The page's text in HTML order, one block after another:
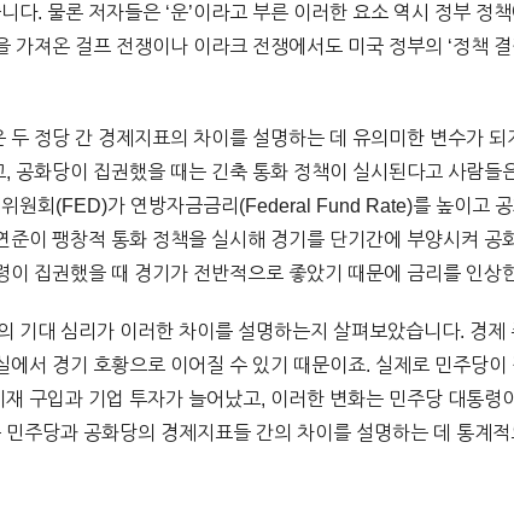
다. 물론 저자들은 ‘운’이라고 부른 이러한 요소 역시 정부 정
가져온 걸프 전쟁이나 이라크 전쟁에서도 미국 정부의 ‘정책
두 정당 간 경제지표의 차이를 설명하는 데 유의미한 변수가
공화당이 집권했을 때는 긴축 통화 정책이 실시된다고 사람들
원회(FED)가 연방자금금리(Federal Fund Rate)를 높이고
준이 팽창적 통화 정책을 실시해 경기를 단기간에 부양시켜 공
이 집권했을 때 경기가 전반적으로 좋았기 때문에 금리를 인
기대 심리가 이러한 차이를 설명하는지 살펴보았습니다. 경
에서 경기 호황으로 이어질 수 있기 때문이죠. 실제로 민주당
구입과 기업 투자가 늘어났고, 이러한 변화는 민주당 대통령
주당과 공화당의 경제지표들 간의 차이를 설명하는 데 통계